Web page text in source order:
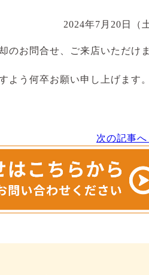
2024年7月20日（
のお問合せ、ご来店いただけ
よう何卒お願い申し上げます
次の記事